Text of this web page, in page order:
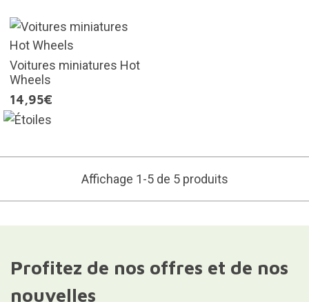
Voitures miniatures Hot
Wheels
14,95€
Affichage 1-5 de 5 produits
Profitez de nos offres et de nos
nouvelles